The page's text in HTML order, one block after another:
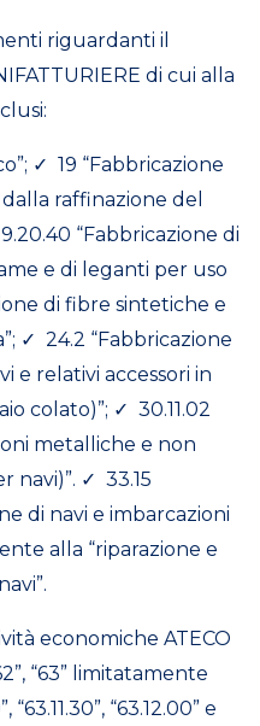
riguardanti il
di cui alla
✓ 19 “Fabbricazione
raffinazione del
“Fabbricazione di
e di leganti per uso
di fibre sintetiche e
✓ 24.2 “Fabbricazione
e relativi accessori in
colato)”; ✓ 30.11.02
metalliche e non
navi)”. ✓ 33.15
di navi e imbarcazioni
alla “riparazione e
economiche ATECO
“63” limitatamente
“63.12.00” e